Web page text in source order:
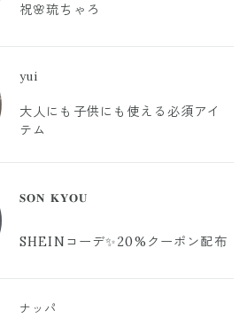
祝🌸琉ちゃろ
yui
大人にも子供にも使える必須アイ
テム
𝐒𝐎𝐍 𝐊𝐘𝐎𝐔
SHEINコーデ✨20%クーポン配布
ナッパ